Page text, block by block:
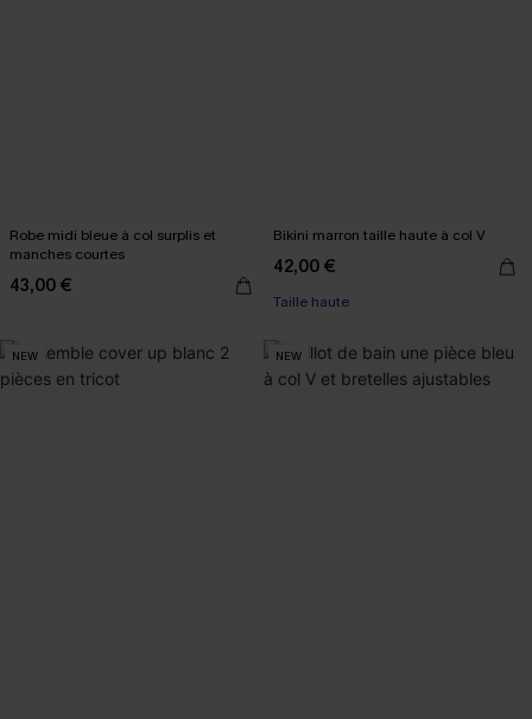
Robe midi bleue à col surplis et
manches courtes
43,00 €
Bikini marron taille haute à col V
42,00 €
Taille haute
NEW NEW